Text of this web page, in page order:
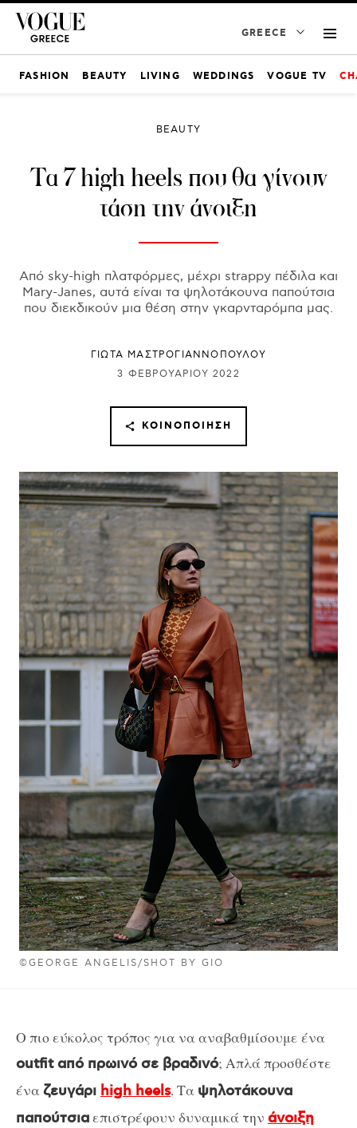
GREECE
FASHION BEAUTY LIVING WEDDINGS VOGUE TV
©GEORGE ANGELIS/SHOT BY GIO
BEAUTY
Τα 7 high heels που θα γίνουν
τάση την άνοιξη
Από sky-high πλατφόρμες, μέχρι strappy πέδιλα και
Mary-Janes, αυτά είναι τα ψηλοτάκουνα παπούτσια
που διεκδικούν μια θέση στην γκαρνταρόμπα μας.
ΓΙΩΤΑ ΜΑΣΤΡΟΓΙΑΝΝΟΠΟΥΛΟΥ
3 ΦΕΒΡΟΥΑΡΊΟΥ 2022
ΚΟΙΝΟΠΟΊΗΣΗ
Ο πιο εύκολος τρόπος για να αναβαθμίσουμε ένα
outfit από πρωινό σε βραδινό; Απλά προσθέστε
ένα ζευγάρι high heels. Τα ψηλοτάκουνα
παπούτσιαεπιστρέφουν δυναμικά την άνοιξη